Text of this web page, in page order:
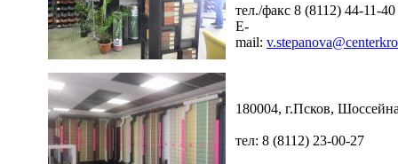
тел./факс 8 (8112) 44-11-40
E-
mail:
180004, г.Псков,
тел: 8 (8112) 23-00-27